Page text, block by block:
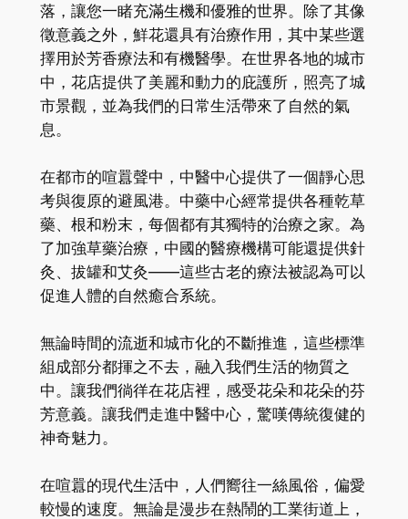
落，讓您一睹充滿生機和優雅的世界。除了其像
徵意義之外，鮮花還具有治療作用，其中某些選
擇用於芳香療法和有機醫學。在世界各地的城市
中，花店提供了美麗和動力的庇護所，照亮了城
市景觀，並為我們的日常生活帶來了自然的氣
息。
在都市的喧囂聲中，中醫中心提供了一個靜心思
考與復原的避風港。中藥中心經常提供各種乾草
藥、根和粉末，每個都有其獨特的治療之家。為
了加強草藥治療，中國的醫療機構可能還提供針
灸、拔罐和艾灸——這些古老的療法被認為可以
促進人體的自然癒合系統。
無論時間的流逝和城市化的不斷推進，這些標準
組成部分都揮之不去，融入我們生活的物質之
中。讓我們徜徉在花店裡，感受花朵和花朵的芬
芳意義。讓我們走進中醫中心，驚嘆傳統復健的
神奇魅力。
在喧囂的現代生活中，人們嚮往一絲風俗，偏愛
較慢的速度。無論是漫步在熱鬧的工業街道上，